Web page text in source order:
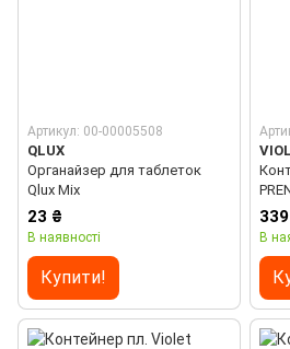
Артикул: 00-00005508
QLUX
Органайзер для таблеток
Qlux Mix
23 ₴
В наявності
Купити!
В